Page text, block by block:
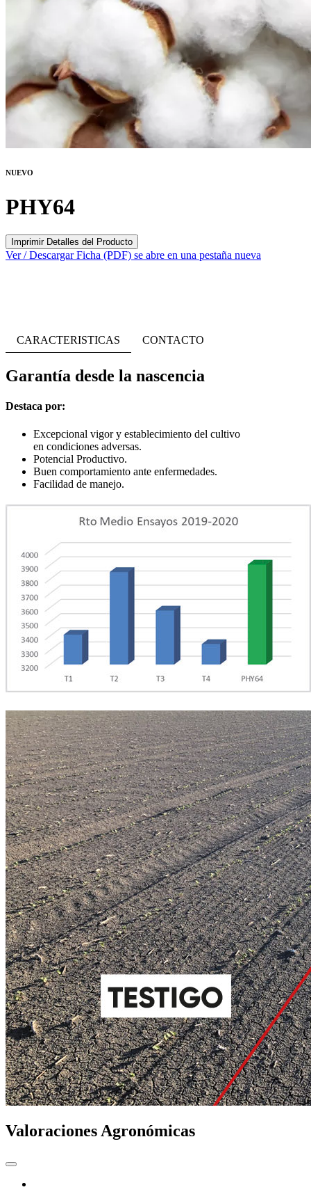
NUEVO
PHY64
Imprimir Detalles del Producto
Ver / Descargar Ficha (PDF) se abre en una pestaña nueva
CARACTERISTICAS CONTACTO
Garantía desde la nascencia
Destaca por:
Excepcional vigor y establecimiento del cultivo
en condiciones adversas.
Potencial Productivo.
Buen comportamiento ante enfermedades.
Facilidad de manejo.
Valoraciones Agronómicas